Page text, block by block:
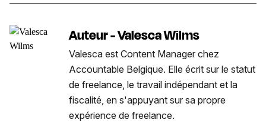
Auteur - Valesca Wilms
Valesca est Content Manager chez
Accountable Belgique. Elle écrit sur le statut
de freelance, le travail indépendant et la
fiscalité, en s'appuyant sur sa propre
expérience de freelance.